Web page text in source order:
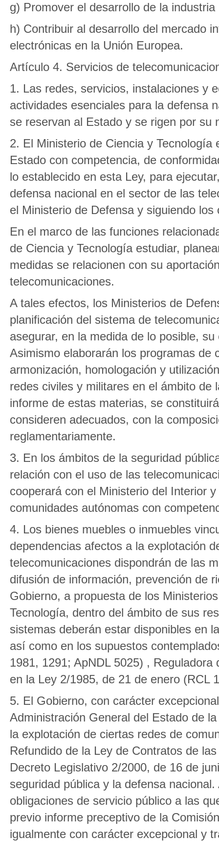
g) Promover el desarrollo de la
h) Contribuir al desarrollo del mercado
electrónicas en la Unión Europea.
Artículo 4. Servicios de
1. Las redes, servicios, instalaciones y
actividades esenciales para la defensa
se reservan al Estado y se rigen por su
2. El Ministerio de Ciencia y
Estado con competencia, de
lo establecido en esta Ley, para
defensa nacional en el sector de las
el Ministerio de Defensa y siguiendo
En el marco de las funciones
de Ciencia y Tecnología estudiar,
medidas se relacionen con su
telecomunicaciones.
A tales efectos, los Ministerios de
planificación del sistema de
asegurar, en la medida de lo posible,
Asimismo elaborarán los programas de
armonización, homologación y
redes civiles y militares en el ámbito
informe de estas materias, se
consideren adecuados, con la
reglamentariamente.
3. En los ámbitos de la seguridad
relación con el uso de las
cooperará con el Ministerio del Interior
comunidades autónomas con
4. Los bienes muebles o inmuebles
dependencias afectos a la explotación
telecomunicaciones dispondrán de las
difusión de información, prevención de
Gobierno, a propuesta de los
Tecnología, dentro del ámbito de sus
sistemas deberán estar disponibles en
así como en los supuestos
1981, 1291; ApNDL 5025) ,
en la Ley 2/1985, de 21 de enero (RCL
5. El Gobierno, con carácter
Administración General del Estado de
la explotación de ciertas redes de
Refundido de la Ley de Contratos de
Decreto Legislativo 2/2000, de 16 de
seguridad pública y la defensa
obligaciones de servicio público a las
previo informe preceptivo de la
igualmente con carácter excepcional y